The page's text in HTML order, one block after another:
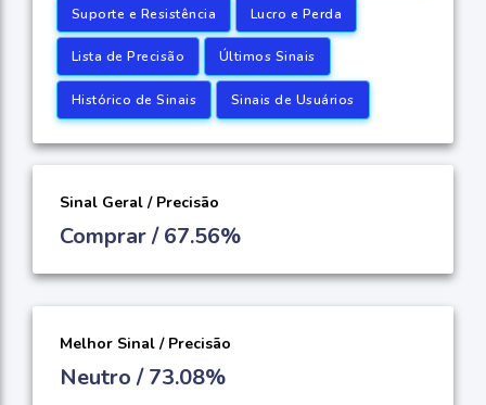
Suporte e Resistência Lucro e Perda
Lista de Precisão Últimos Sinais
Histórico de Sinais Sinais de Usuários
Sinal Geral / Precisão
Comprar / 67.56%
Melhor Sinal / Precisão
Neutro / 73.08%